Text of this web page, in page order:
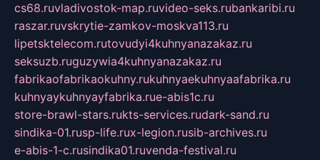
cs68.ruvladivostok-map.ruvideo-seks.rubankaribi.ru
raszar.ruvskrytie-zamkov-moskva113.ru
lipetsktelecom.rutovudyi4kuhnyanazakaz.ru
seksuzb.ruguzywia4kuhnyanazakaz.ru
fabrikaofabrikaokuhny.rukuhnyaekuhnyaafabrika.ru
kuhnyaykuhnyayfabrika.rue-abis1c.ru
store-brawl-stars.rukts-services.rudark-sand.ru
sindika-01.rusp-life.rux-legion.rusib-archives.ru
e-abis-1-c.rusindika01.ruvenda-festival.ru